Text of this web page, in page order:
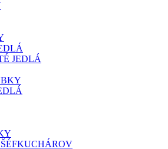
JEDLÁ